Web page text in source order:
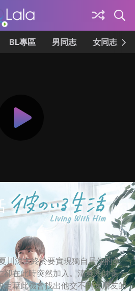
BL專區 男同志 女同志
川涼太終於要實現獨自居住的夢
卻在此時突然加入。清爽系帥哥一
定藉此機會找出他交不到女朋友的